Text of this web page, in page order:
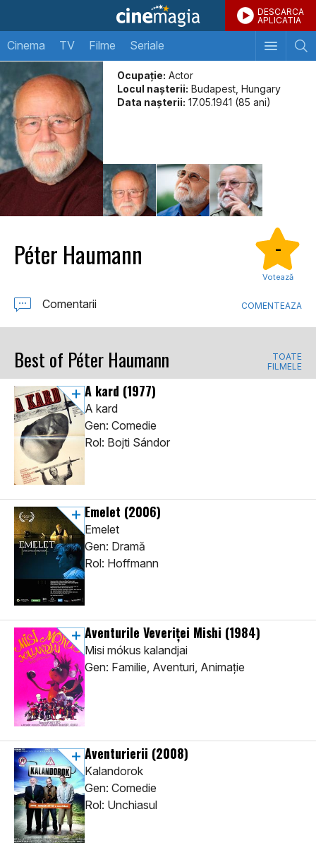
DESCARCA
APLICATIA
Cinema TV Filme Seriale
Ocupație: Actor
Locul naşterii: Budapest, Hungary
Data naşterii: 17.05.1941 (85 ani)
Péter Haumann -
Votează
Comentarii COMENTEAZA
Best of Péter Haumann
TOATE
FILMELE
A kard (1977)
A kard
Gen: Comedie
Rol: Bojti Sándor
Emelet (2006)
Emelet
Gen: Dramă
Rol: Hoffmann
Aventurile Veveriței Mishi (1984)
Misi mókus kalandjai
Gen: Familie, Aventuri, Animaţie
Aventurierii (2008)
Kalandorok
Gen: Comedie
Rol: Unchiasul